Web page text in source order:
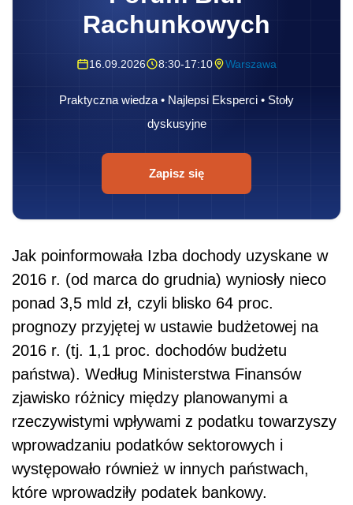
Rachunkowych
16.09.2026 8:30-17:10 Warszawa
Praktyczna wiedza • Najlepsi Eksperci • Stoły
dyskusyjne
Zapisz się
Jak poinformowała Izba dochody uzyskane w
2016 r. (od marca do grudnia) wyniosły nieco
ponad 3,5 mld zł, czyli blisko 64 proc.
prognozy przyjętej w ustawie budżetowej na
2016 r. (tj. 1,1 proc. dochodów budżetu
państwa). Według Ministerstwa Finansów
zjawisko różnicy między planowanymi a
rzeczywistymi wpływami z podatku towarzyszy
wprowadzaniu podatków sektorowych i
występowało również w innych państwach,
które wprowadziły podatek bankowy.